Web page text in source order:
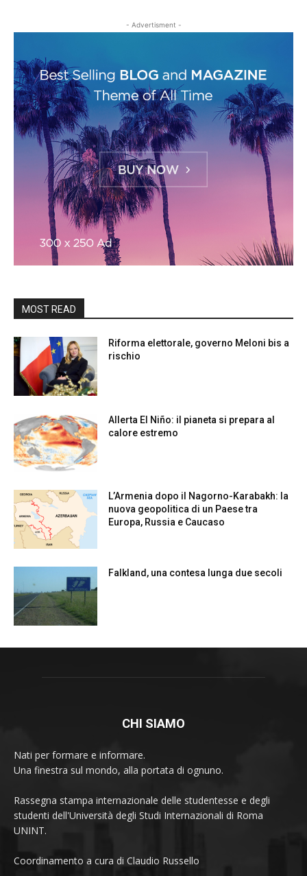
- Advertisment -
MOST READ
Riforma elettorale, governo Meloni bis a
rischio
Allerta El Niño: il pianeta si prepara al
calore estremo
L’Armenia dopo il Nagorno-Karabakh: la
nuova geopolitica di un Paese tra
Europa, Russia e Caucaso
Falkland, una contesa lunga due secoli
CHI SIAMO
Nati per formare e informare.
Una finestra sul mondo, alla portata di ognuno.
Rassegna stampa internazionale delle studentesse e degli
studenti dell'Università degli Studi Internazionali di Roma
UNINT.
Coordinamento a cura di Claudio Russello